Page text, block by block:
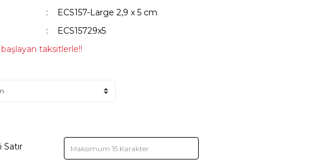
ECS157-Large 2,9 x 5 cm
ECS15729x5
taksitlerle!!